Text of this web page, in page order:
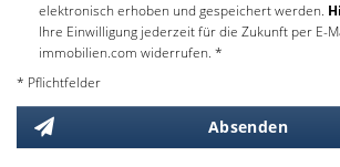
elektronisch erhoben und gespeichert werden.
Ihre Einwilligung jederzeit für die Zukunft per E-
immobilien.com widerrufen. *
* Pflichtfelder
Absenden